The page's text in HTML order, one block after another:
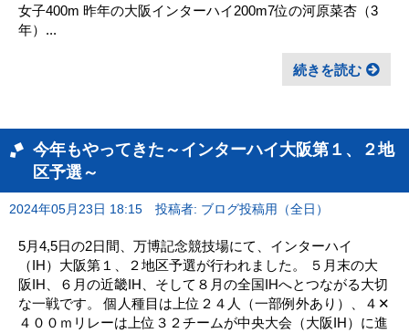
女子400m 昨年の大阪インターハイ200m7位の河原菜杏（3
年）...
続きを読む
今年もやってきた～インターハイ大阪第１、２地
区予選～
2024年05月23日 18:15 投稿者: ブログ投稿用（全日）
5月4,5日の2日間、万博記念競技場にて、インターハイ
（IH）大阪第１、２地区予選が行われました。 ５月末の大
阪IH、６月の近畿IH、そして８月の全国IHへとつながる大切
な一戦です。 個人種目は上位２４人（一部例外あり）、４✕
４００ｍリレーは上位３２チームが中央大会（大阪IH）に進